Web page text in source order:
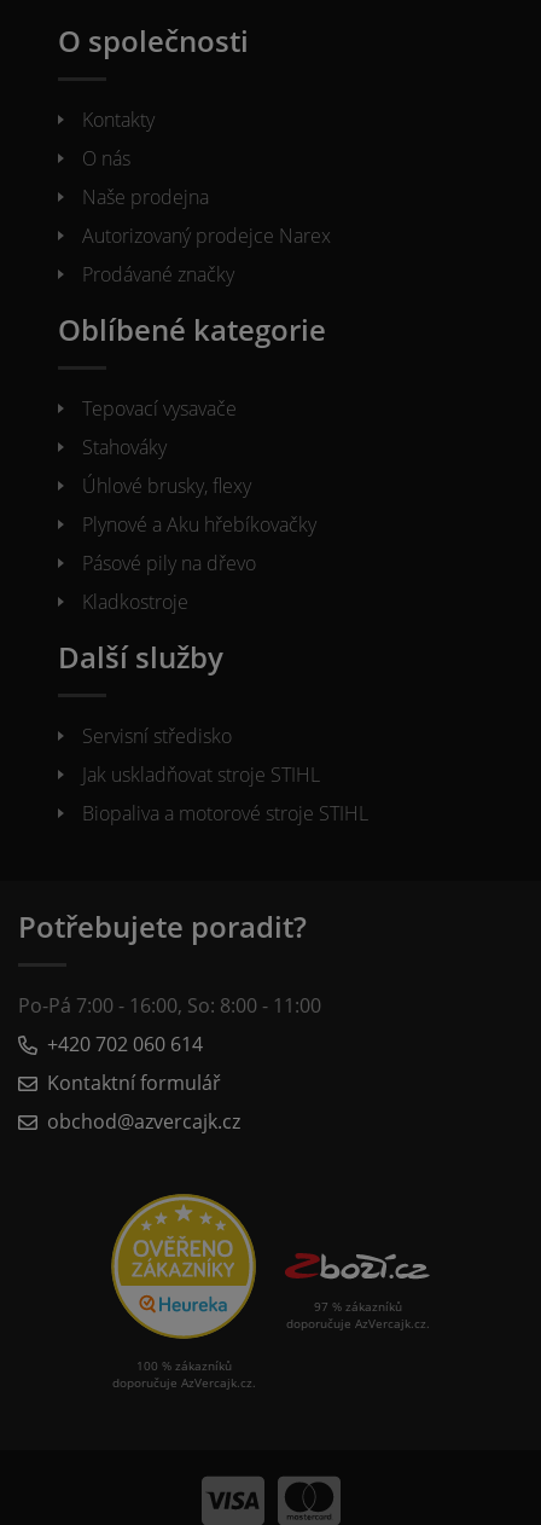
O společnosti
Kontakty
O nás
Naše prodejna
Autorizovaný prodejce Narex
Prodávané značky
Oblíbené kategorie
Tepovací vysavače
Stahováky
Úhlové brusky, flexy
Plynové a Aku hřebíkovačky
Pásové pily na dřevo
Kladkostroje
Další služby
Servisní středisko
Jak uskladňovat stroje STIHL
Biopaliva a motorové stroje STIHL
Potřebujete poradit?
Po-Pá 7:00 - 16:00, So: 8:00 - 11:00
+420 702 060 614
Kontaktní formulář
obchod@azvercajk.cz
100 % zákazníků
doporučuje AzVercajk.cz.
97 % zákazníků
doporučuje AzVercajk.cz.